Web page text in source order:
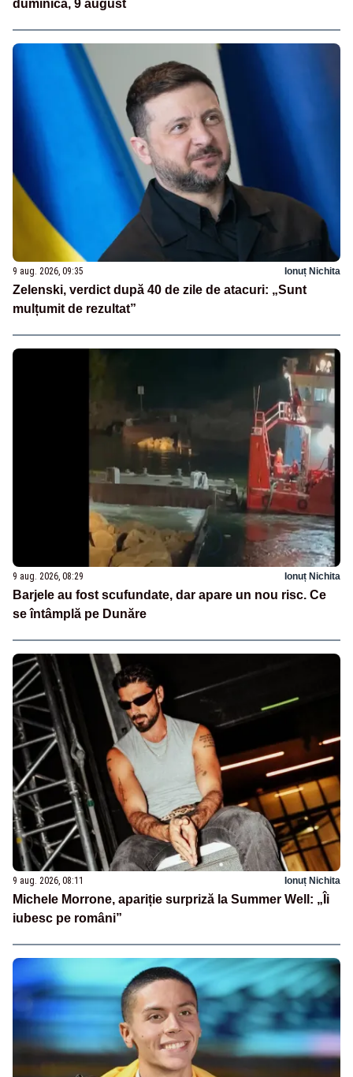
duminică, 9 august
9 aug. 2026, 09:35 Ionuț Nichita
Zelenski, verdict după 40 de zile de atacuri: „Sunt
mulțumit de rezultat”
9 aug. 2026, 08:29 Ionuț Nichita
Barjele au fost scufundate, dar apare un nou risc. Ce
se întâmplă pe Dunăre
9 aug. 2026, 08:11 Ionuț Nichita
Michele Morrone, apariție surpriză la Summer Well: „Îi
iubesc pe români”